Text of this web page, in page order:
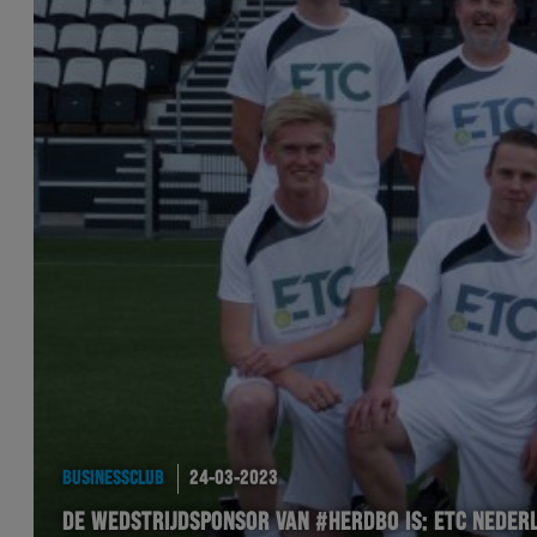
BUSINESSCLUB 24-03-2023
DE WEDSTRIJDSPONSOR VAN #HERDBO IS: ETC